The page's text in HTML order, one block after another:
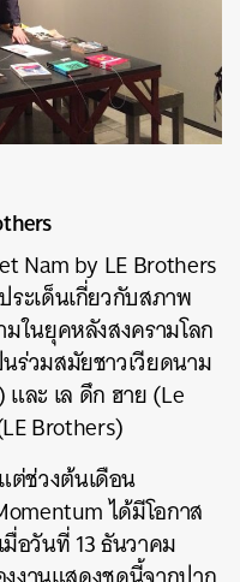
Nam by LE Brothers
ะเด็นเกี่ยวกับสภาพ
ในยุคหลังสงครามโลก
วมสมัยชาวเวียดนาม
และ เล ดึก ฮาย (Le
Brothers)
ต่ช่วงต้นเดือน
ได้มีโอกาส
อวันที่ 13 ธันวาคม